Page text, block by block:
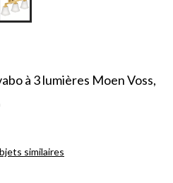
à 3 lumières Moen Voss,
similaires